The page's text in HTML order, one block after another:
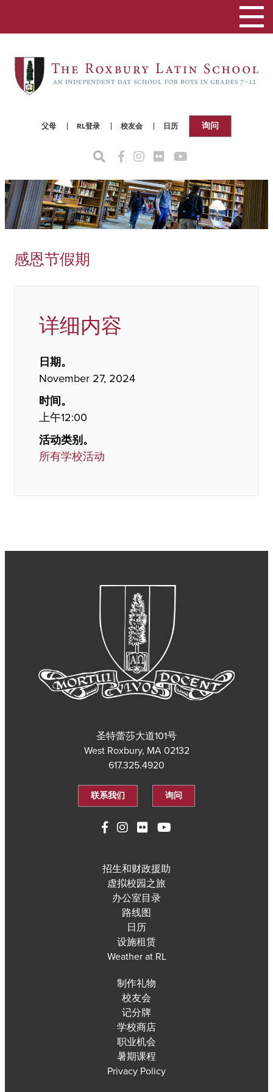
父母 RL登录 校友会 日历 询问
切
换
导
感恩节假期
详细内容
日期。
November 27, 2024
时间。
上午12:00
活动类别。
所有学校活动
圣特蕾莎大道101号
West Roxbury, MA 02132
617.325.4920
联系我们 询问
招生和财政援助
虚拟校园之旅
办公室目录
路线图
日历
设施租赁
Weather at RL
制作礼物
校友会
记分牌
学校商店
职业机会
暑期课程
Privacy Policy